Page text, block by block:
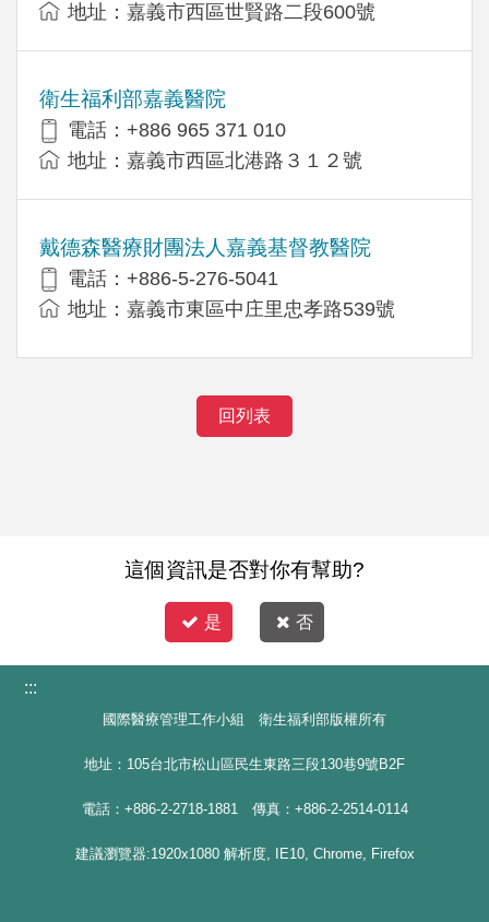
地址：嘉義市西區世賢路二段600號
衛生福利部嘉義醫院
電話：+886 965 371 010
地址：嘉義市西區北港路３１２號
戴德森醫療財團法人嘉義基督教醫院
電話：+886-5-276-5041
地址：嘉義市東區中庄里忠孝路539號
回列表
這個資訊是否對你有幫助?
是 否
:::
國際醫療管理工作小組 衛生福利部版權所有
地址：105台北市松山區民生東路三段130巷9號B2F
電話：+886-2-2718-1881 傳真：+886-2-2514-0114
建議瀏覽器:1920x1080 解析度, IE10, Chrome, Firefox